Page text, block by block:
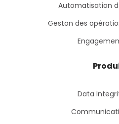
Automatisation
Geston des
Data